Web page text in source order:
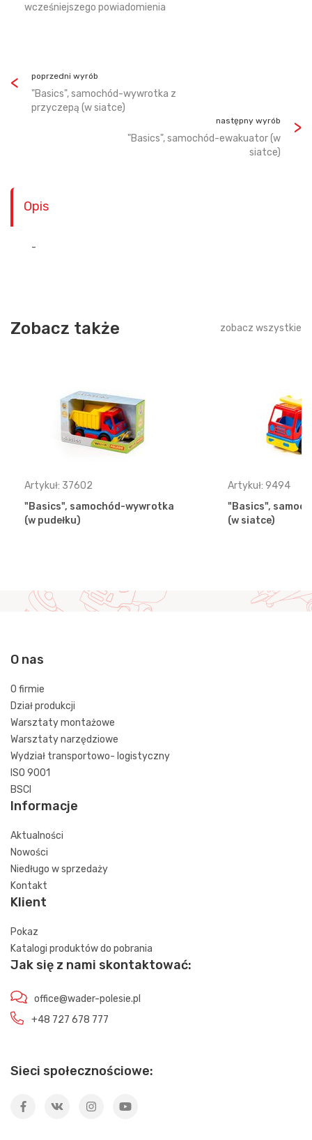
wcześniejszego powiadomienia
poprzedni wyrób
"Basics", samochód-wywrotka z
przyczepą (w siatce)
następny wyrób
"Basics", samochód-ewakuator (w
siatce)
Opis
-
Zobacz także zobacz wszystkie
Artykuł: 37602
"Basics", samochód-wywrotka
(w pudełku)
Artykuł: 9494
"Basics",
(w siatce)
O nas
O firmie
Dział produkcji
Warsztaty montażowe
Warsztaty narzędziowe
Wydział transportowo- logistyczny
ISO 9001
BSCI
Informacje
Aktualności
Nowości
Niedługo w sprzedaży
Kontakt
Klient
Pokaz
Katalogi produktów do pobrania
Jak się z nami skontaktować:
office@wader-polesie.pl
+48 727 678 777
Sieci społecznościowe: